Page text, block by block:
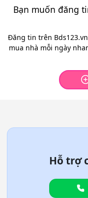
Bạn muốn đăng
Đăng tin trên
mua nhà mỗi ngày
Hỗ trợ